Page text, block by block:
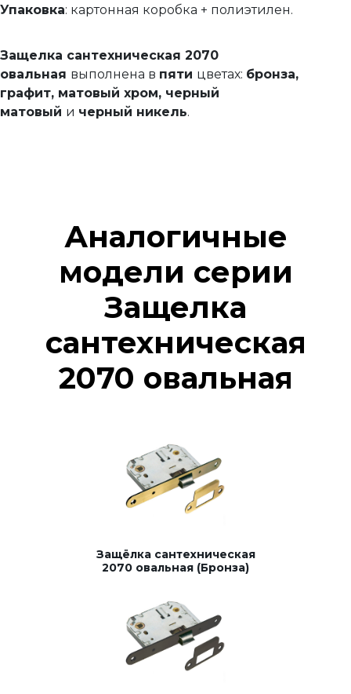
Упаковка: картонная коробка + полиэтилен.
Защелка сантехническая 2070
овальная выполнена в пяти цветах: бронза,
графит, матовый хром, черный
матовый и черный никель.
Аналогичные
модели серии
Защелка
сантехническая
2070 овальная
Защёлка сантехническая
2070 овальная (Бронза)